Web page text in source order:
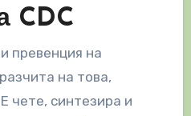
CDC
превенция на
на това,
чете, синтезира и